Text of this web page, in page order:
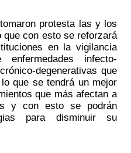
protesta las y los
que con esto se reforzará
en la vigilancia
enfermedades infecto-
degenerativas que
que se tendrá un mejor
que más afectan a
y con esto se podrán
para disminuir su